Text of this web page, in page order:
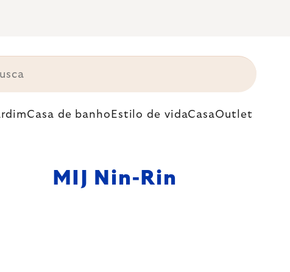
Casa de banho Estilo de vidaCasaOutlet
MIJ Nin-Rin